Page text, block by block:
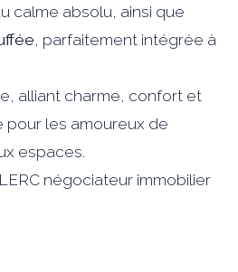
calme absolu, ainsi que
, parfaitement intégrée à
alliant charme, confort et
pour les amoureux de
espaces.
négociateur immobilier